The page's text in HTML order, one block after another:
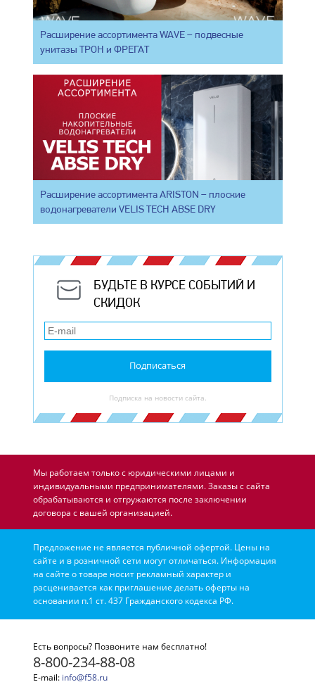
Расширение ассортимента WAVE – подвесные
унитазы ТРОН и ФРЕГАТ
Расширение ассортимента ARISTON – плоские
водонагреватели VELIS TECH ABSE DRY
БУДЬТЕ В КУРСЕ СОБЫТИЙ И
СКИДОК
Подписаться
Подписка на новости сайта.
Мы работаем только с юридическими лицами и
индивидуальными предпринимателями. Заказы с сайта
обрабатываются и отгружаются после заключении
договора с вашей организацией.
Предложение не является публичной офертой. Цены на
сайте и в розничной сети могут отличаться. Информация
на сайте о товаре носит рекламный характер и
расценивается как приглашение делать оферты на
основании п.1 ст. 437 Гражданского кодекса РФ.
Есть вопросы? Позвоните нам бесплатно!
8-800-234-88-08
E-mail: info@f58.ru